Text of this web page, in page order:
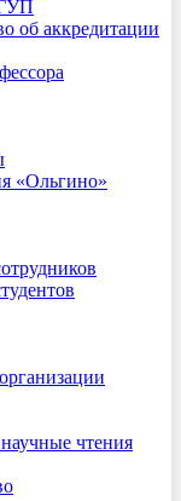
об аккредитации
«Ольгино»
чтения